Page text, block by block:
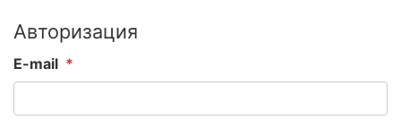
Авторизация
E-mail